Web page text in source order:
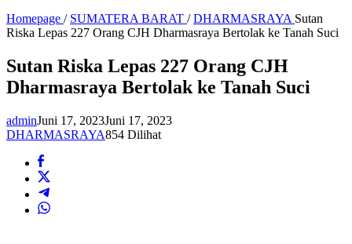
Homepage / SUMATERA BARAT / DHARMASRAYA Sutan
Riska Lepas 227 Orang CJH Dharmasraya Bertolak ke Tanah Suci
Sutan Riska Lepas 227 Orang CJH
Dharmasraya Bertolak ke Tanah Suci
adminJuni 17, 2023Juni 17, 2023
DHARMASRAYA854 Dilihat